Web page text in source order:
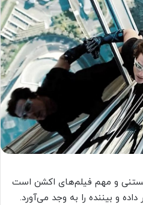
و مهم فیلم‌های اکشن است
و بیننده را به وجد می‌آورد.